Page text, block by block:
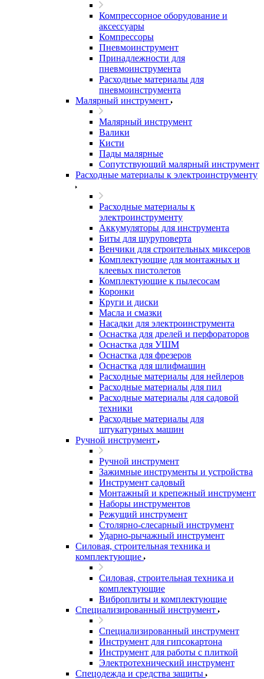
Компрессорное оборудование и
аксессуары
Компрессоры
Пневмоинструмент
Принадлежности для
пневмоинструмента
Расходные материалы для
пневмоинструмента
Малярный инструмент
Малярный инструмент
Валики
Кисти
Пады малярные
Сопутствующий малярный инструмент
Расходные материалы к электроинструменту
Расходные материалы к
электроинструменту
Аккумуляторы для инструмента
Биты для шуруповерта
Венчики для строительных миксеров
Комплектующие для монтажных и
клеевых пистолетов
Комплектующие к пылесосам
Коронки
Круги и диски
Масла и смазки
Насадки для электроинструмента
Оснастка для дрелей и перфораторов
Оснастка для УШМ
Оснастка для фрезеров
Оснастка для шлифмашин
Расходные материалы для нейлеров
Расходные материалы для пил
Расходные материалы для садовой
техники
Расходные материалы для
штукатурных машин
Ручной инструмент
Ручной инструмент
Зажимные инструменты и устройства
Инструмент садовый
Монтажный и крепежный инструмент
Наборы инструментов
Режущий инструмент
Столярно-слесарный инструмент
Ударно-рычажный инструмент
Силовая, строительная техника и
комплектующие
Силовая, строительная техника и
комплектующие
Виброплиты и комплектующие
Специализированный инструмент
Специализированный инструмент
Инструмент для гипсокартона
Инструмент для работы с плиткой
Электротехнический инструмент
Спецодежда и средства защиты